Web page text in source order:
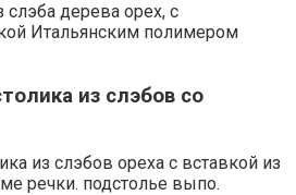
дерева орех, с
Итальянским полимером
из слэбов со
из слэбов ореха с вставкой из
речки. подстолье выпо.